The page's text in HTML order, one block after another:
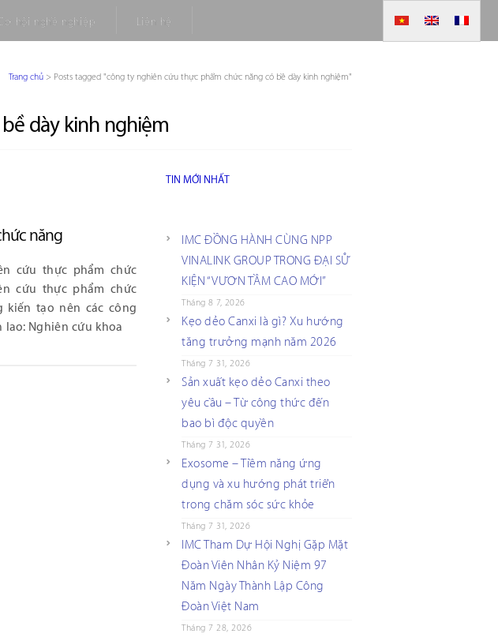
hội nghề nghiệp Liên hệ
Trang chủ > Posts tagged "công ty nghiên cứu thực phẩm chức năng có bề dày kinh nghiệm"
dày kinh nghiệm
năng
cứu thực phẩm chức
cứu thực phẩm chức
kiến tạo nên các công
Nghiên cứu khoa
TIN MỚI NHẤT
IMC ĐỒNG HÀNH CÙNG NPP
VINALINK GROUP TRONG ĐẠI SỰ
KIỆN “VƯƠN TẦM CAO MỚI”
Tháng 8 7, 2026
Kẹo dẻo Canxi là gì? Xu hướng
tăng trưởng mạnh năm 2026
Tháng 7 31, 2026
Sản xuất kẹo dẻo Canxi theo
yêu cầu – Từ công thức đến
bao bì độc quyền
Tháng 7 31, 2026
Exosome – Tiềm năng ứng
dụng và xu hướng phát triển
trong chăm sóc sức khỏe
Tháng 7 31, 2026
IMC Tham Dự Hội Nghị Gặp Mặt
Đoàn Viên Nhân Kỷ Niệm 97
Năm Ngày Thành Lập Công
Đoàn Việt Nam
Tháng 7 28, 2026